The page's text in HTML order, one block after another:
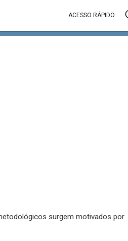
ACESSO RÁPIDO
surgem motivados por